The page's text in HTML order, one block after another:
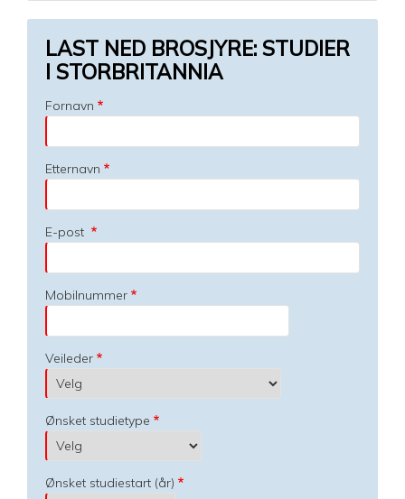
LAST NED BROSJYRE: STUDIER
I STORBRITANNIA
Fornavn
Etternavn
E-post
Mobilnummer
Veileder
Ønsket studietype
Ønsket studiestart (år)